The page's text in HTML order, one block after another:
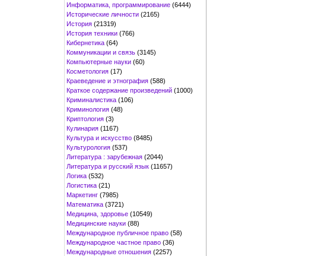
Информатика, программирование (6444)
Исторические личности (2165)
История (21319)
История техники (766)
Кибернетика (64)
Коммуникации и связь (3145)
Компьютерные науки (60)
Косметология (17)
Краеведение и этнография (588)
Краткое содержание произведений (1000)
Криминалистика (106)
Криминология (48)
Криптология (3)
Кулинария (1167)
Культура и искусство (8485)
Культурология (537)
Литература : зарубежная (2044)
Литература и русский язык (11657)
Логика (532)
Логистика (21)
Маркетинг (7985)
Математика (3721)
Медицина, здоровье (10549)
Медицинские науки (88)
Международное публичное право (58)
Международное частное право (36)
Международные отношения (2257)